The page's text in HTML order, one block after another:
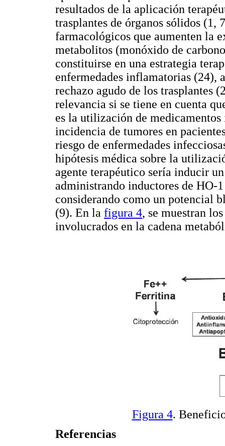
resultados de la aplicación
trasplantes de órganos sólidos (1,
farmacológicos que aumenten la
metabolitos (monóxido de
constituirse en una estrategia
enfermedades inflamatorias (24),
rechazo agudo de los trasplantes
relevancia si se tiene en cuenta
es la utilización de medicamentos
incidencia de tumores en
riesgo de enfermedades
hipótesis médica sobre la
agente terapéutico sería inducir
administrando inductores de HO-
considerando como un potencial
(9). En la figura 4, se muestran
involucrados en la cadena
Figura 4.
Referencias